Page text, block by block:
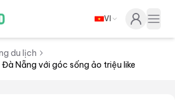
VI
du lịch
Nẵng với góc sống ảo triệu like